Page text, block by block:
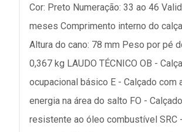
Cor: Preto Numeração: 33 ao 46
meses Comprimento interno do
Altura do cano: 78 mm Peso por pé
0,367 kg LAUDO TÉCNICO OB -
ocupacional básico E - Calçado com
energia na área do salto FO -
resistente ao óleo combustível SRC